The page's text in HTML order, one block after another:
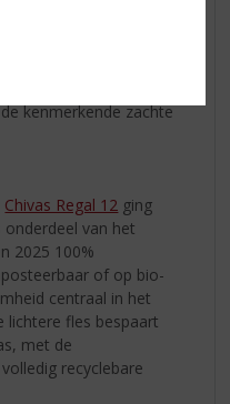
kenmerkende zachte
Chivas Regal 12 ging
van het
2025 100%
of op bio-
centraal in het
lichtere fles bespaart
met de
recyclebare